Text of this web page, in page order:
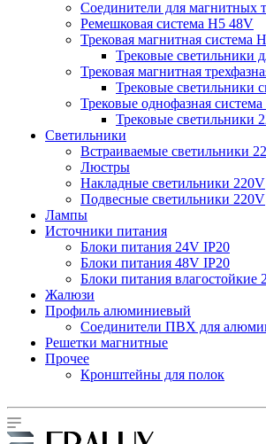
Соединители для магнитных
Ремешковая система H5 48V
Трековая магнитная система
Трековые светильники
Трековая магнитная
Трековые светильники
Трековые однофазная
Трековые светильники
Светильники
Встраиваемые светильники
Люстры
Накладные светильники 220V
Подвесные светильники 220V
Лампы
Источники питания
Блоки питания 24V IP20
Блоки питания 48V IP20
Блоки питания влагостойкие
Жалюзи
Профиль алюминиевый
Соединители ПВХ для
Решетки магнитные
Прочее
Кронштейны для полок